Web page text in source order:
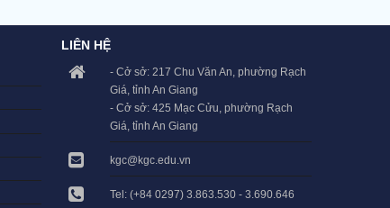
LIÊN HỆ
- Cở sở: 217 Chu Văn An, phường Rạch
Giá, tỉnh An Giang
- Cở sở: 425 Mạc Cửu, phường Rạch
Giá, tỉnh An Giang
kgc@kgc.edu.vn
Tel: (+84 0297) 3.863.530 - 3.690.646